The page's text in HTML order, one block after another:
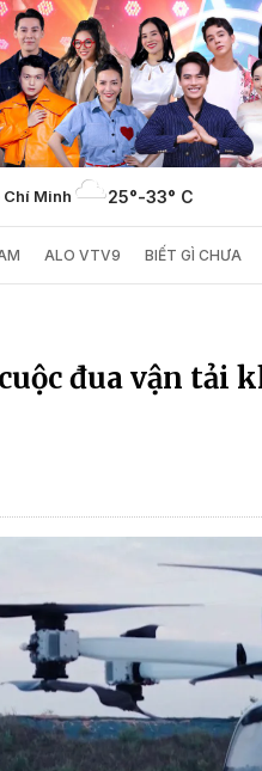
Chí Minh 25°-33° C
ALO VTV9 BIẾT GÌ CHƯA
đua vận tải